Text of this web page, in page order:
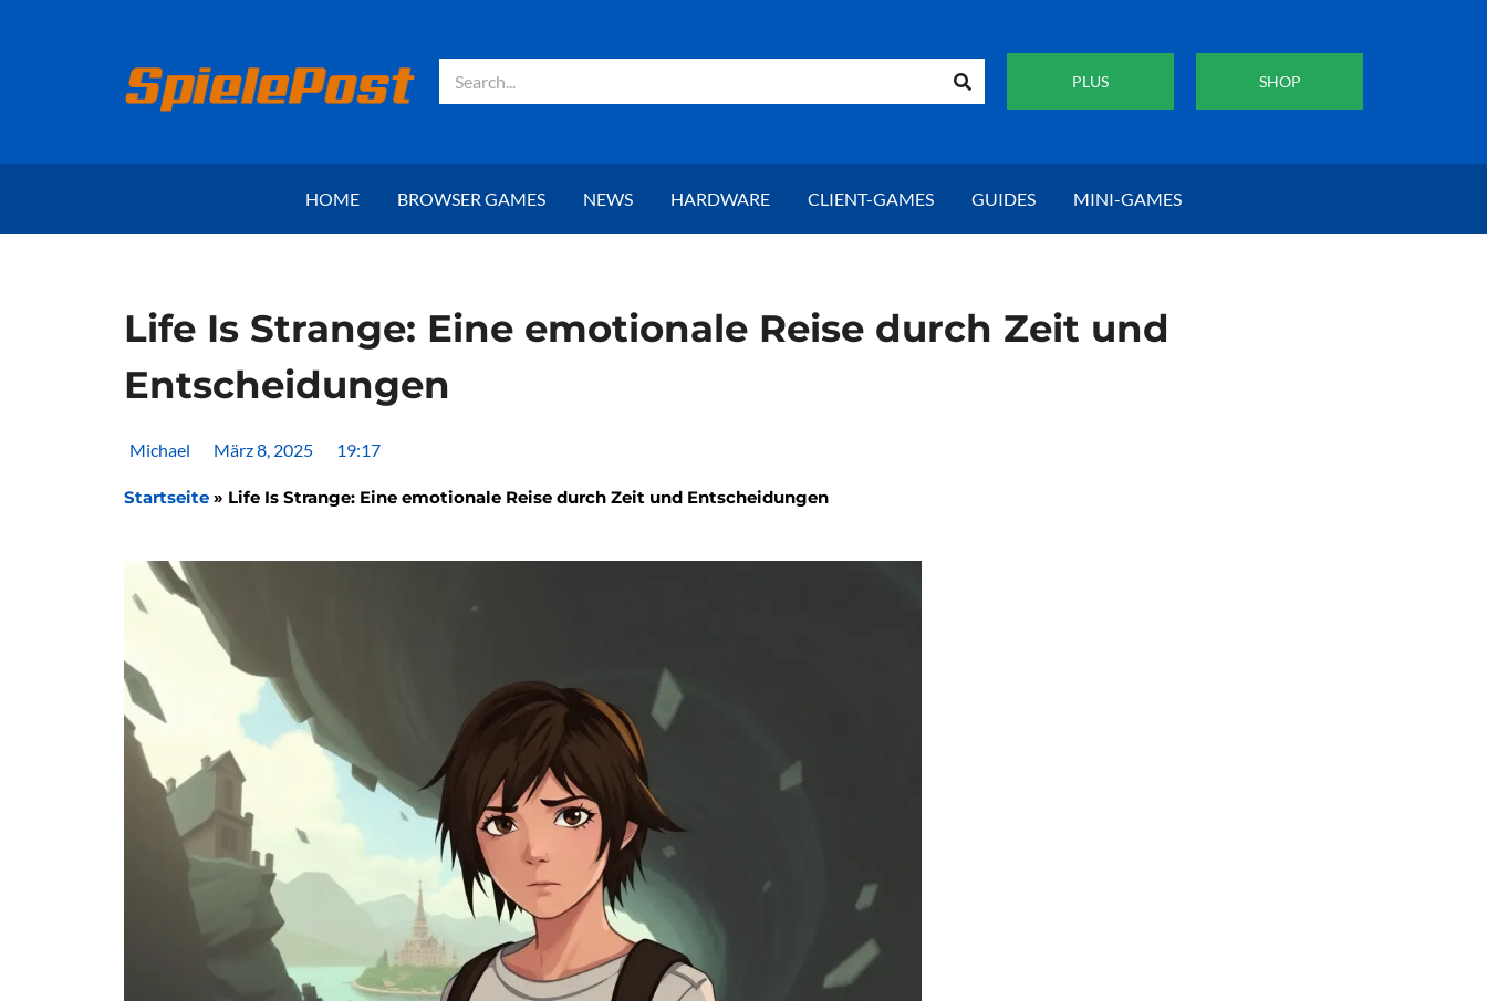
Suche PLUS SHOP
HOME BROWSER GAMES NEWS HARDWARE CLIENT-GAMES GUIDES MINI-GAMES
Life Is Strange: Eine emotionale Reise durch Zeit und
Entscheidungen
Michael März 8, 2025 19:17
Startseite » Life Is Strange: Eine emotionale Reise durch Zeit und Entscheidungen